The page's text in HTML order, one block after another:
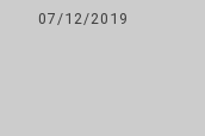
07/12/2019